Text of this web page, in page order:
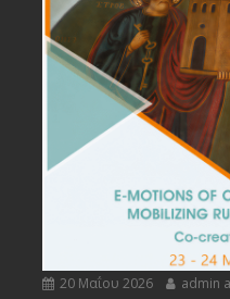
20 Μαΐου 2026 admin